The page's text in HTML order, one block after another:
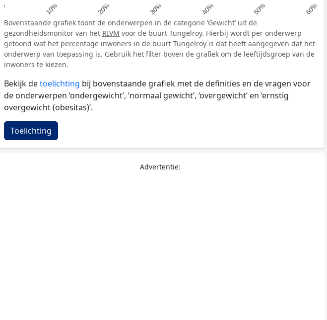
0% 10% 20% 30% 40% 50% 60%
Bovenstaande grafiek toont de onderwerpen in de categorie ‘Gewicht’ uit de
gezondheidsmonitor van het RIVM voor de buurt Tungelroy. Hierbij wordt per onderwerp
getoond wat het percentage inwoners in de buurt Tungelroy is dat heeft aangegeven dat het
onderwerp van toepassing is. Gebruik het filter boven de grafiek om de leeftijdsgroep van de
inwoners te kiezen.
Bekijk detoelichting bij bovenstaande grafiek met de definities en de vragen voor
de onderwerpen ‘ondergewicht’, ‘normaal gewicht’, ‘overgewicht’ en ‘ernstig
overgewicht (obesitas)’.
Toelichting
Advertentie: